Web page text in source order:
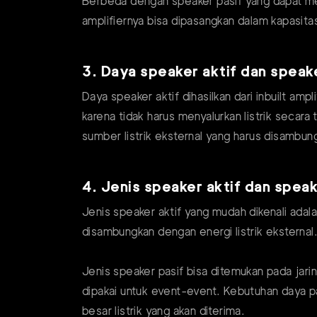
amplifiernya bisa dipasangkan dalam
3. Daya speaker aktif dan
Daya speaker aktif dihasilkan dari inbuilt
karena tidak harus menyalurkan listrik
sumber listrik eksternal yang harus
4. Jenis speaker aktif dan
Jenis speaker aktif yang mudah dikenali
disambungkan dengan energi listrik
Jenis speaker pasif bisa ditemukan pada
dipakai untuk event-event. Kebutuhan daya
besar listrik yang akan diterima.